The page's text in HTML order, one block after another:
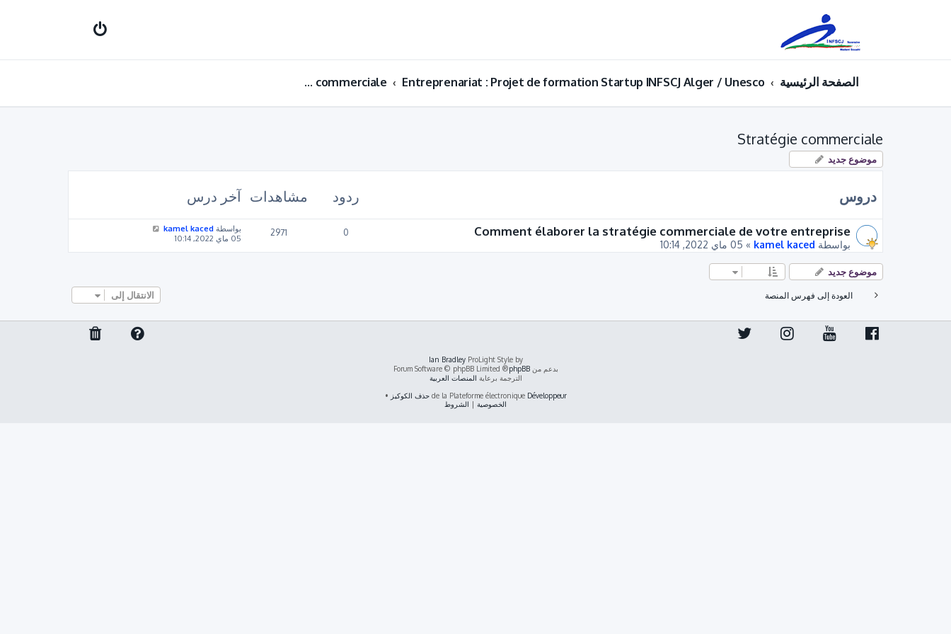
الصفحة الرئيسية Entreprenariat : Projet de formation Startup INFSCJ Alger / Unesco
Stratégie commerciale
Stratégie commerciale
موضوع جديد
دروس ردود مشاهدات آخر درس
Comment élaborer la stratégie commerciale de votre entreprise
بواسطة kamel kaced
» 05 ماي 2022, 10:14
0
2971 بواسطة kamel kaced
05 ماي 2022, 10:14
موضوع جديد
العودة إلى فهرس المنصة الانتقال إلى
ProLight Style by
Ian Bradley
بدعم منphpBB
® Forum Software © phpBB Limited
الترجمة برعاية المنصات العربية
Développeur
de la Plateforme électronique حذف الكوكيز •
الخصوصية | الشروط